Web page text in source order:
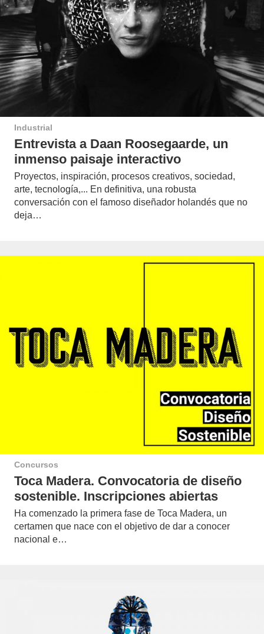
Industrial
Entrevista a Daan Roosegaarde, un
inmenso paisaje interactivo
Proyectos, inspiración, procesos creativos, sociedad,
arte, tecnología,... En definitiva, una robusta
conversación con el famoso diseñador holandés que no
deja…
Concursos
Toca Madera. Convocatoria de diseño
sostenible. Inscripciones abiertas
Ha comenzado la primera fase de Toca Madera, un
certamen que nace con el objetivo de dar a conocer
nacional e…